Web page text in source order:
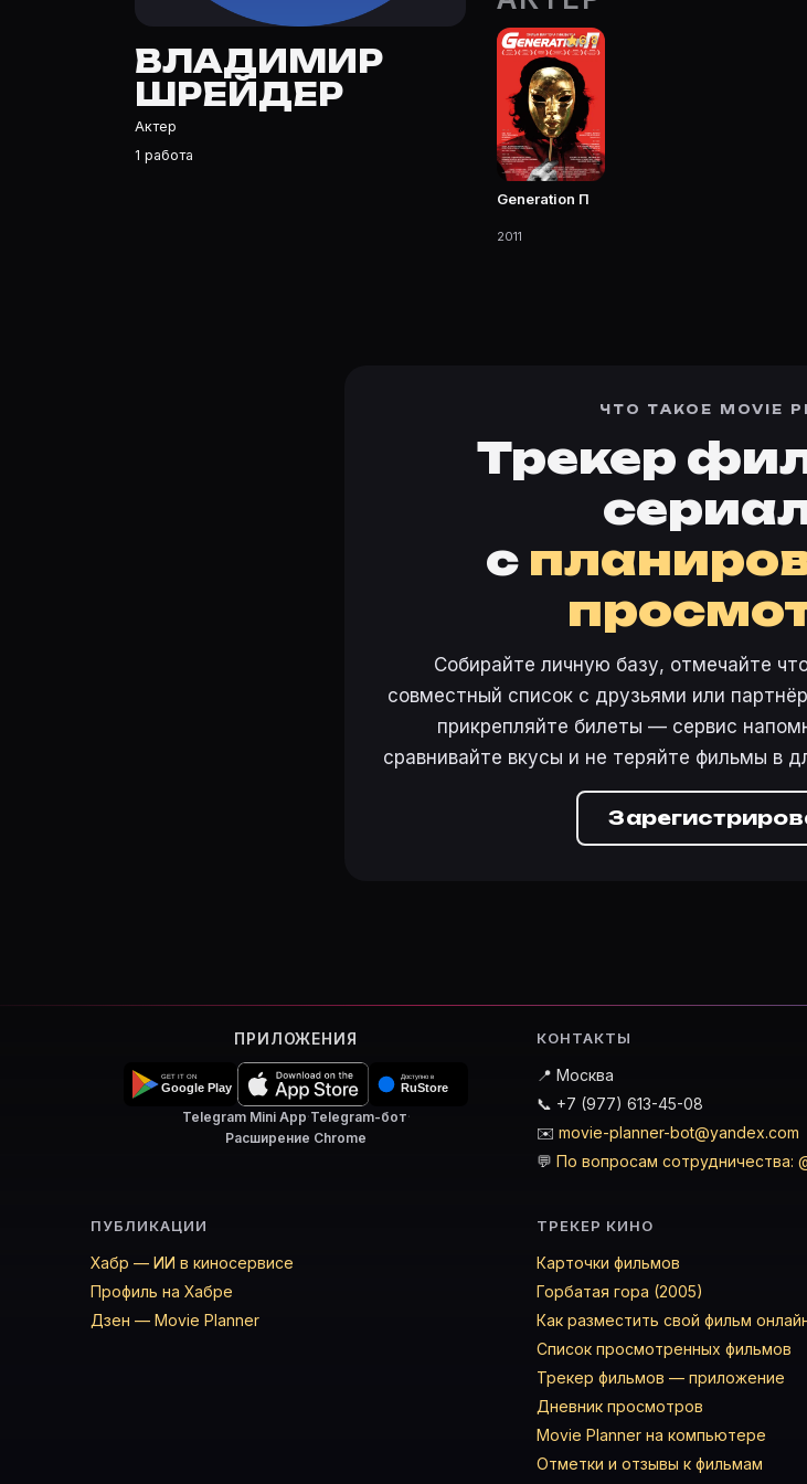
Владимир Шрейдер — Актер. Биография и роли на карточке Movie Planner.
Где открыть фильмографию Владимир Шрейдер?
На Movie Planner: https://movie-planner.ru/s/7162791 — фильмы, сериалы, роли и фото.
ВЛАДИМИР
ШРЕЙДЕР
Актер
1 работа
6.8
Generation П
2011
ЧТО ТАКОЕ MOVIE
Трекер
с
Собирайте личную базу, отмечайте
совместный список с друзьями или
прикрепляйте билеты — сервис
сравнивайте вкусы и не теряйте фильмы в
ПРИЛОЖЕНИЯ
Telegram Mini App·Telegram-бот·
Расширение Chrome
КОНТАКТЫ
📍 Москва
📞 +7 (977) 613-45-08
✉️ movie-planner-bot@yandex.com
💬 По вопросам сотрудничества:
ПУБЛИКАЦИИ
Хабр — ИИ в киносервисе
Профиль на Хабре
Дзен — Movie Planner
ТРЕКЕР КИНО
Карточки фильмов
Горбатая гора (2005)
Как разместить свой фильм
Список просмотренных фильмов
Трекер фильмов — приложение
Дневник просмотров
Movie Planner на компьютере
Отметки и отзывы к фильмам